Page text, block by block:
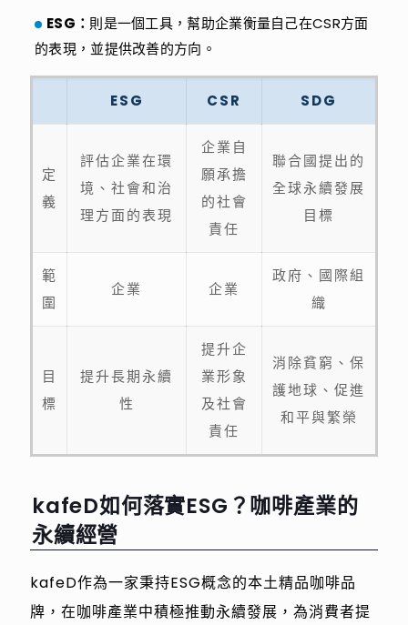
ESG： 則是一個工具，幫助企業衡量自己在CSR方面
的表現，並提供改善的方向。
ESG CSR SDG
定
義
評估企業在環
境、社會和治
理方面的表現
企業自
願承擔
的社會
責任
聯合國提出的
全球永續發展
目標
範
圍
企業 企業
政府、國際組
織
目
標
提升長期永續
性
提升企
業形象
及社會
責任
消除貧窮、保
護地球、促進
和平與繁榮
kafeD如何落實ESG？咖啡產業的
永續經營
kafeD作為一家秉持ESG概念的本土精品咖啡品
牌，在咖啡產業中積極推動永續發展，為消費者提